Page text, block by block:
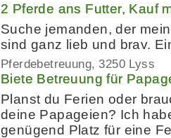
2 Pferde ans Futter, Kauf
Suche jemanden, der
sind ganz lieb und brav.
Pferdebetreuung 3250 Lyss
Biete Betreuung für
Planst du Ferien oder
deine Papageien? Ich
genügend Platz für eine